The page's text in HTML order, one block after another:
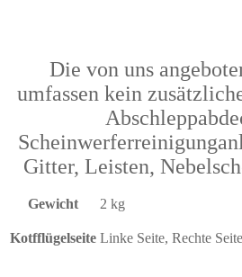
Die von uns
umfassen kein
Gitter, Leisten,
Gewicht 2 kg
Kotfflügelseite Linke Seite, Rechte Seite